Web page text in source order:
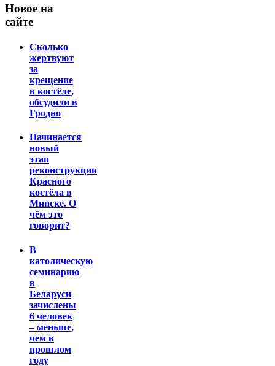
Новое на
сайте
Сколько
жертвуют
за
крещение
в костёле,
обсудили в
Гродно
Начинается
новый
этап
реконструкции
Красного
костёла в
Минске. О
чём это
говорит?
В
католическую
семинарию
в
Беларуси
зачислены
6 человек
– меньше,
чем в
прошлом
году